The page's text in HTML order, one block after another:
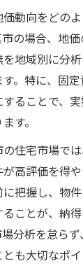
動向をどの
の場合、地
地域別に分
。特に、固
ることで、
す。
住宅市場で
高評価を得や
把握し、物
ことが、納
分析を怠ら
も大切なポイ